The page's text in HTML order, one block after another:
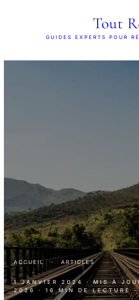
Tout
GUIDES EXPERTS POUR
ACCUEIL · ARTICLES
1 JANVIER 2024 · MIS À
2026
· 16 MIN DE LECTURE